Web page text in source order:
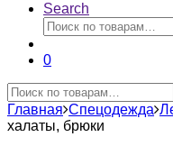
Search
Искать:
0
Искать:
Главная Спецодежда
халаты, брюки